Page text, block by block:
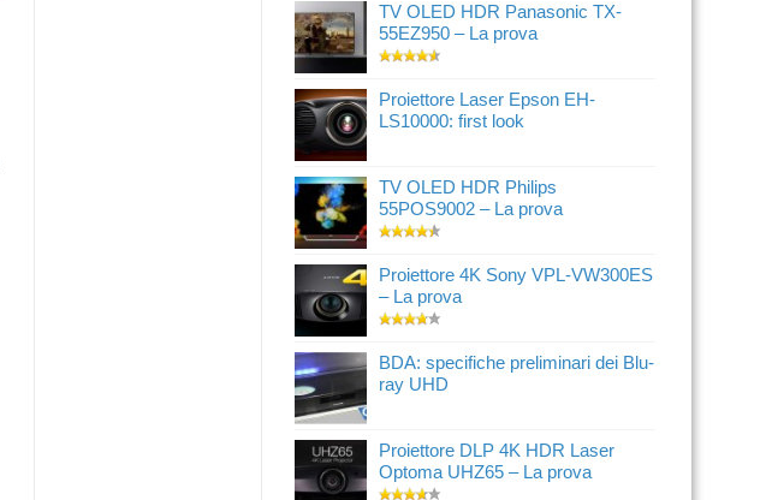
TV OLED HDR Panasonic TX-
55EZ950 – La prova
Proiettore Laser Epson EH-
LS10000: first look
TV OLED HDR Philips
55POS9002 – La prova
Proiettore 4K Sony VPL-VW300ES
– La prova
BDA: specifiche preliminari dei Blu-
ray UHD
Proiettore DLP 4K HDR Laser
Optoma UHZ65 – La prova